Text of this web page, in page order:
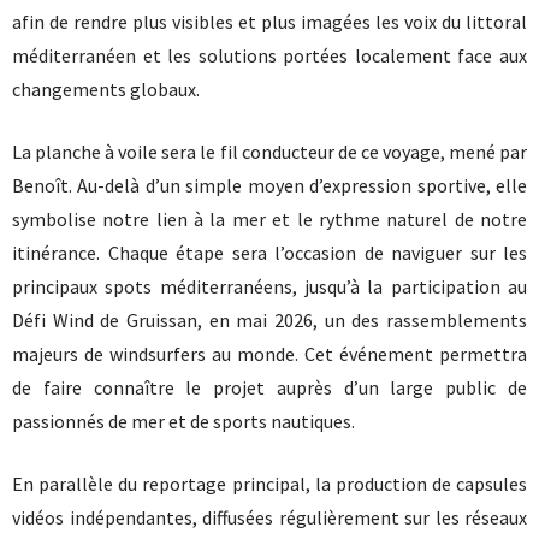
afin de rendre plus visibles et plus imagées les voix du littoral
méditerranéen et les solutions portées localement face aux
changements globaux.
La planche à voile sera le fil conducteur de ce voyage, mené par
Benoît. Au-delà d’un simple moyen d’expression sportive, elle
symbolise notre lien à la mer et le rythme naturel de notre
itinérance. Chaque étape sera l’occasion de naviguer sur les
principaux spots méditerranéens, jusqu’à la participation au
Défi Wind de Gruissan, en mai 2026, un des rassemblements
majeurs de windsurfers au monde. Cet événement permettra
de faire connaître le projet auprès d’un large public de
passionnés de mer et de sports nautiques.
En parallèle du reportage principal, la production de capsules
vidéos indépendantes, diffusées régulièrement sur les réseaux